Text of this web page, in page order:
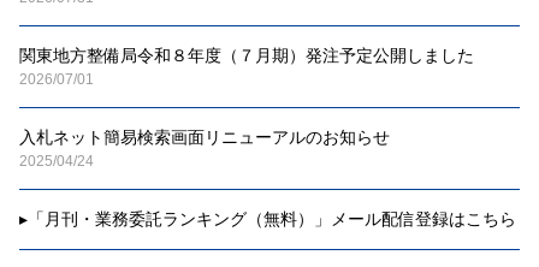
関東地方整備局令和８年度（７月期）発注予定公開しました
2026/07/01
入札ネット簡易検索画面リニューアルのお知らせ
2025/04/24
▸ 「月刊・業務委託ランキング（無料）」メール配信登録はこちら